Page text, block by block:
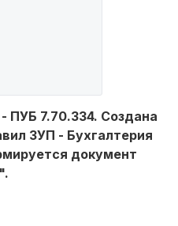
ПУБ 7.70.334. Создана
ЗУП - Бухгалтерия
документ